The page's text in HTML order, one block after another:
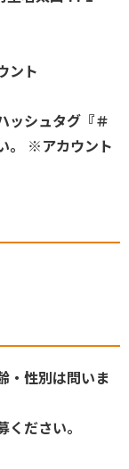
ント
ッシュタグ『＃
。 ※アカウント
・性別は問いま
ださい。